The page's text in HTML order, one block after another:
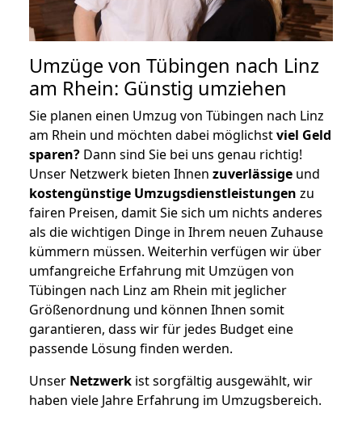
Umzüge von Tübingen nach Linz
am Rhein: Günstig umziehen
Sie planen einen Umzug von Tübingen nach Linz
am Rhein und möchten dabei möglichstviel Geld
sparen? Dann sind Sie bei uns genau richtig!
Unser Netzwerk bieten Ihnen zuverlässige und
kostengünstige Umzugsdienstleistungen zu
fairen Preisen, damit Sie sich um nichts anderes
als die wichtigen Dinge in Ihrem neuen Zuhause
kümmern müssen. Weiterhin verfügen wir über
umfangreiche Erfahrung mit Umzügen von
Tübingen nach Linz am Rhein mit jeglicher
Größenordnung und können Ihnen somit
garantieren, dass wir für jedes Budget eine
passende Lösung finden werden.
Unser Netzwerk ist sorgfältig ausgewählt, wir
haben viele Jahre Erfahrung im Umzugsbereich.